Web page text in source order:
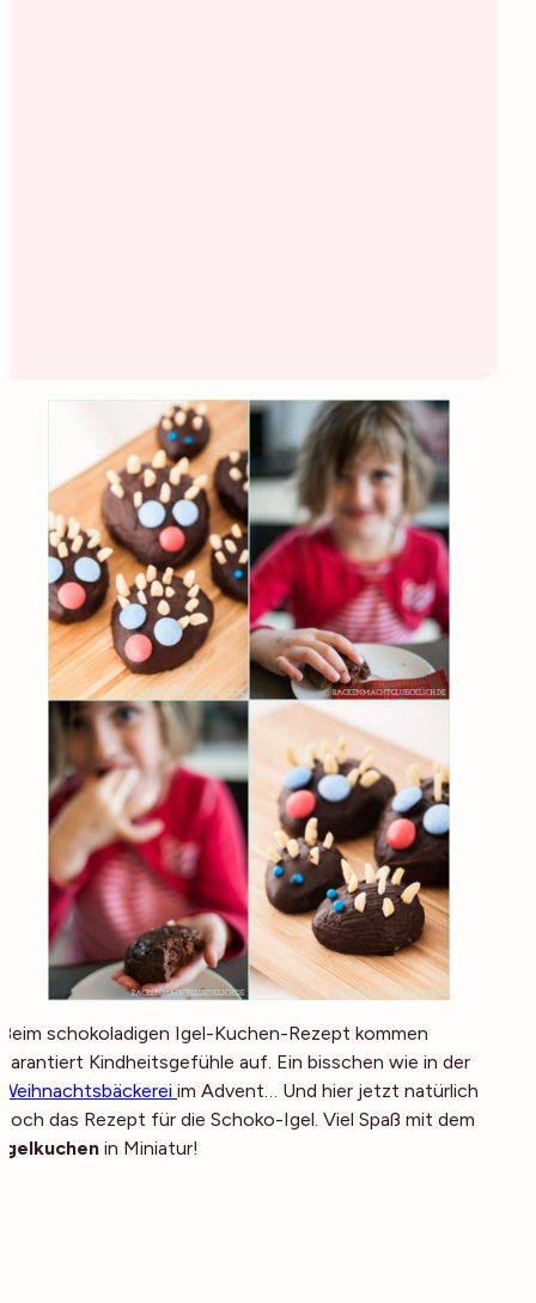
Beim schokoladigen Igel-Kuchen-Rezept kommen
garantiert Kindheitsgefühle auf. Ein bisschen wie in der
Weihnachtsbäckerei im Advent… Und hier jetzt natürlich
noch das Rezept für die Schoko-Igel. Viel Spaß mit dem
Igelkuchen in Miniatur!